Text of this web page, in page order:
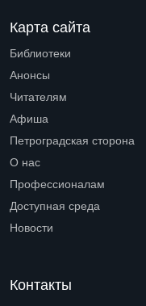
Карта сайта
Библиотеки
Анонсы
Читателям
Афиша
Петроградская сторона
О нас
Профессионалам
Доступная среда
Новости
Контакты